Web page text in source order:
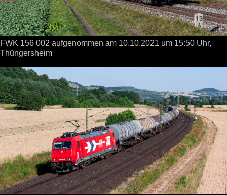
FWK 156 002 aufgenommen am 10.10.2021 um 15:50 Uhr,
Thüngersheim